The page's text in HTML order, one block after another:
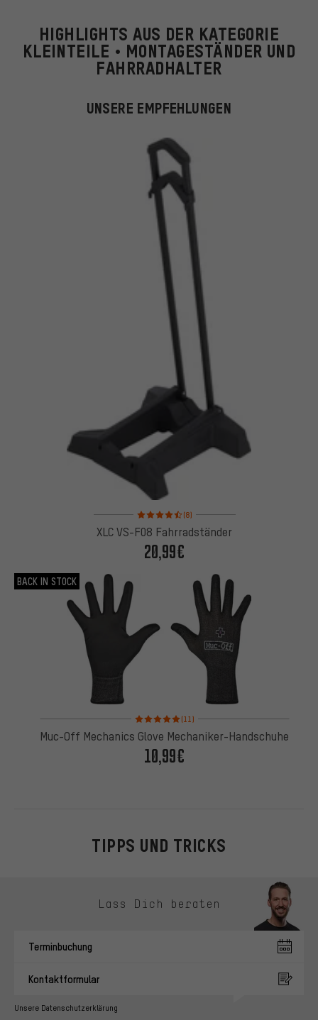
HIGHLIGHTS AUS DER KATEGORIE
KLEINTEILE • MONTAGESTÄNDER UND
FAHRRADHALTER
UNSERE EMPFEHLUNGEN
Bewertungen: 4,5 von 5 basierend auf 8
(8)
XLC VS-F08 Fahrradständer
20,99€
BACK IN STOCK
Bewertungen: 5 von 5 basierend auf 11
(11)
Muc-Off Mechanics Glove Mechaniker-Handschuhe
10,99€
TIPPS UND TRICKS
Lass Dich beraten
Terminbuchung
Kontaktformular
Unsere Datenschutzerklärung